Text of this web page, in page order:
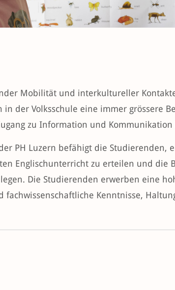
Mobilität und interkultureller
in der Volksschule eine immer grössere
zu Information und
PH Luzern befähigt die Studierenden,
Englischunterricht zu erteilen und die
Die Studierenden erwerben eine
fachwissenschaftliche Kenntnisse,